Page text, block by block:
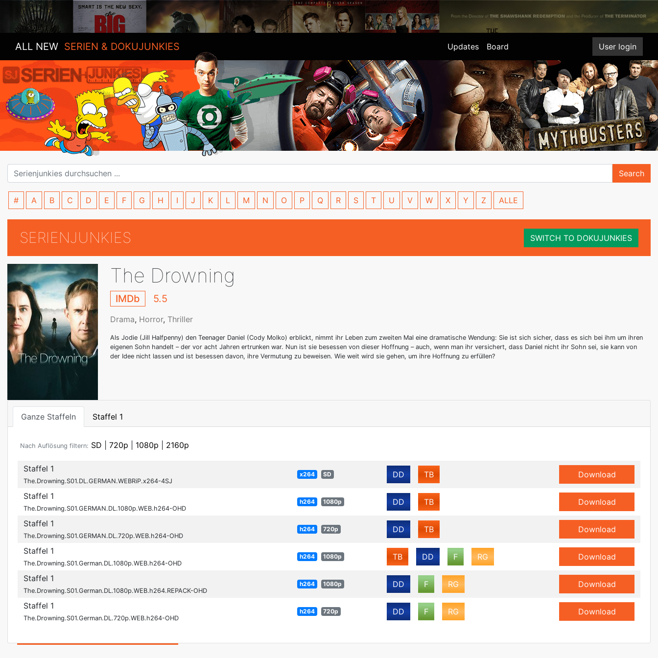
ALL NEW SERIEN & DOKUJUNKIES Updates Board User login
Search
# A B C D E F G H I J K L M N O P Q R S T U V W X Y Z ALLE
SERIENJUNKIES SWITCH TO DOKUJUNKIES
The Drowning
IMDb 5.5
Drama, Horror, Thriller
Als Jodie (Jill Halfpenny) den Teenager Daniel (Cody Molko) erblickt, nimmt ihr Leben zum zweiten Mal eine dramatische Wendung: Sie ist sich sicher, dass es sich bei ihm um ihren
eigenen Sohn handelt – der vor acht Jahren ertrunken war. Nun ist sie besessen von dieser Hoffnung – auch, wenn man ihr versichert, dass Daniel nicht ihr Sohn sei, sie kann von
der Idee nicht lassen und ist besessen davon, ihre Vermutung zu beweisen. Wie weit wird sie gehen, um ihre Hoffnung zu erfüllen?
Ganze Staffeln Staffel 1
Nach Auflösung filtern: SD 720p 1080p 2160p
Staffel 1
The.Drowning.S01.DL.GERMAN.WEBRiP.x264-4SJ
x264 SD DD TB Download
Staffel 1
The.Drowning.S01.GERMAN.DL.1080p.WEB.h264-OHD
h264 1080p DD TB Download
Staffel 1
The.Drowning.S01.GERMAN.DL.720p.WEB.h264-OHD
h264 720p DD TB Download
Staffel 1
The.Drowning.S01.German.DL.1080p.WEB.h264-OHD
h264 1080p TB DD F RG Download
Staffel 1
The.Drowning.S01.German.DL.1080p.WEB.h264.REPACK-OHD
h264 1080p DD F RG Download
Staffel 1
The.Drowning.S01.German.DL.720p.WEB.h264-OHD
h264 720p DD F RG Download